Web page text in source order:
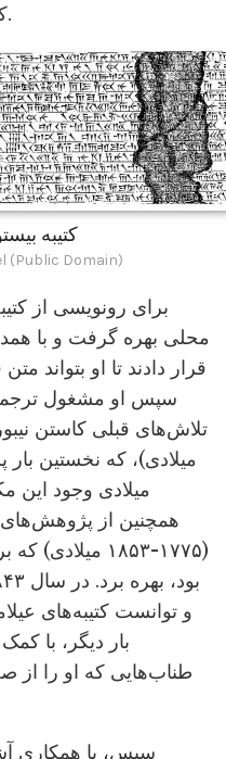
کافی نزدیک شود تا آن را بخواند.
کتیبه
(Public Domain)
برای رونویسی از
محلی بهره گرفت و با
قرار دادند تا او بتواند
سپس او مشغول
میلادی وجود این
همچنین از
(۱۷۷۵-۱۸۵۳
و توانست کتیبه‌های
بار دیگر، با
طناب‌هایی که او را از
سپس، با همکاری